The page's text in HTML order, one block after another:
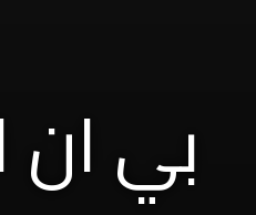
بي